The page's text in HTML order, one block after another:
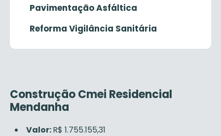
Pavimentação Asfáltica
Reforma Vigilância Sanitária
Construção Cmei Residencial
Mendanha
Valor:R$ 1.755.155,31